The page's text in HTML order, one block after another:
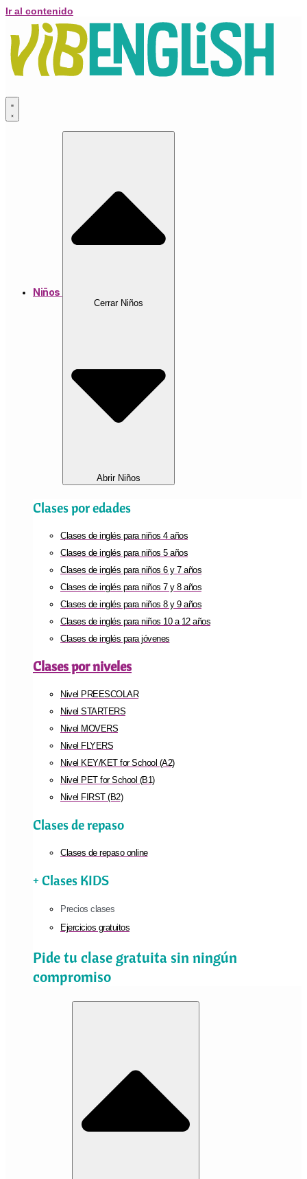
Ir al contenido
Niños
Cerrar Niños
Abrir Niños
Clases por edades
Clases de inglés para niños 4 años
Clases de inglés para niños 5 años
Clases de inglés para niños 6 y 7 años
Clases de inglés para niños 7 y 8 años
Clases de inglés para niños 8 y 9 años
Clases de inglés para niños 10 a 12 años
Clases de inglés para jóvenes
Clases por niveles
Nivel PREESCOLAR
Nivel STARTERS
Nivel MOVERS
Nivel FLYERS
Nivel KEY/KET for School (A2)
Nivel PET for School (B1)
Nivel FIRST (B2)
Clases de repaso
Clases de repaso online
+ Clases KIDS
Precios clases
Ejercicios gratuitos
Pide tu clase gratuita sin ningún
compromiso